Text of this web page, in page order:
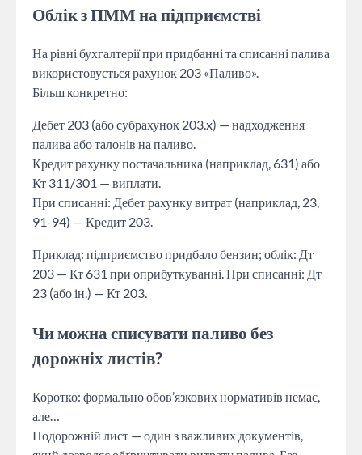
Облік з ПММ на підприємстві
На рівні бухгалтерії при придбанні та списанні палива
використовується рахунок 203 «Паливо».
Більш конкретно:
Дебет 203 (або субрахунок 203.x) — надходження
палива або талонів на паливо.
Кредит рахунку постачальника (наприклад, 631) або
Кт 311/301 — виплати.
При списанні: Дебет рахунку витрат (наприклад, 23,
91-94) — Кредит 203.
Приклад: підприємство придбало бензин; облік: Дт
203 — Кт 631 при оприбуткуванні. При списанні: Дт
23 (або ін.) — Кт 203.
Чи можна списувати паливо без
дорожніх листів?
Коротко: формально обов’язкових нормативів немає,
але…
Подорожній лист — один з важливих документів,